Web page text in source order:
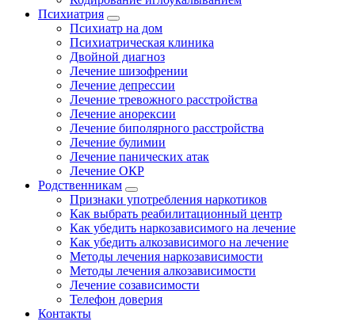
Психиатрия
Психиатр на дом
Психиатрическая клиника
Двойной диагноз
Лечение шизофрении
Лечение депрессии
Лечение тревожного расстройства
Лечение анорексии
Лечение биполярного расстройства
Лечение булимии
Лечение панических атак
Лечение ОКР
Родственникам
Признаки употребления наркотиков
Как выбрать реабилитационный центр
Как убедить наркозависимого на лечение
Как убедить алкозависимого на лечение
Методы лечения наркозависимости
Методы лечения алкозависимости
Лечение созависимости
Телефон доверия
Контакты